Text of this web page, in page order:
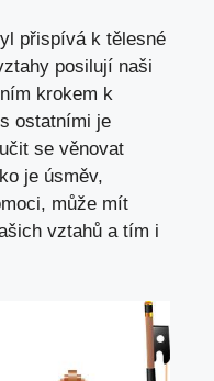
přispívá k tělesné
posilují naši
krokem k
ostatními je
se věnovat
je úsměv,
může mít
vztahů a tím i